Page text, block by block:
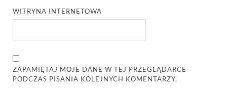
WITRYNA INTERNETOWA
ZAPAMIĘTAJ MOJE DANE W TEJ PRZEGLĄDARCE
PODCZAS PISANIA KOLEJNYCH KOMENTARZY.